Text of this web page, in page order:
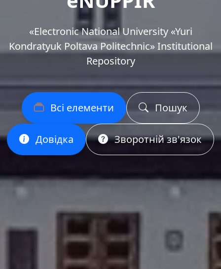
«Еlectronic National University «Yuri
Kondratyuk Poltava Politechnic» Institutional
Repository
Всі елементи Пошук
Довідка Зворотній зв'язок